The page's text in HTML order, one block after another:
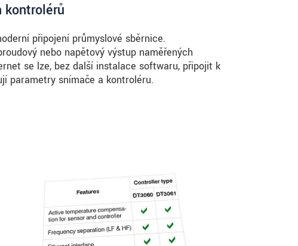
kontrolérů
připojení průmyslové sběrnice.
nebo napěťový výstup naměřených
se lze, bez další instalace softwaru, připojit k
parametry snímače a kontroléru.